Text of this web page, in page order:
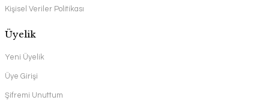
Kişisel Veriler Politikası
Üyelik
Yeni Üyelik
Üye Girişi
Şifremi Unuttum